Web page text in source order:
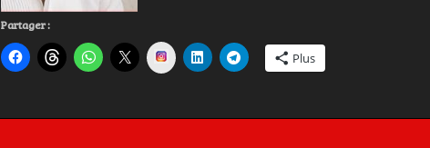
Partager :
Instagram Plus